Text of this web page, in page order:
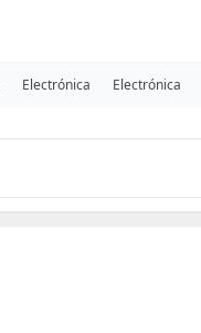
Electrónica Electrónica